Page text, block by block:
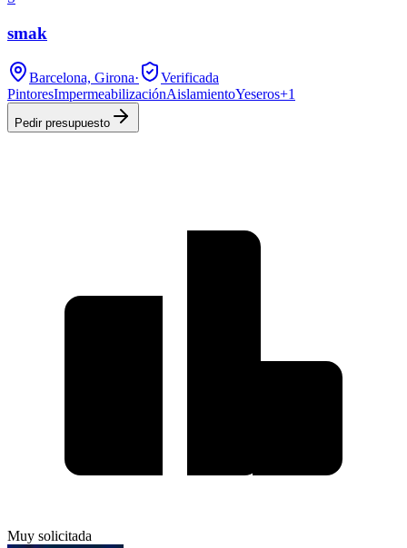
smak
Barcelona, Girona·
Verificada
PintoresImpermeabilizaciónAislamientoYeseros+1
Pedir presupuesto
Muy solicitada